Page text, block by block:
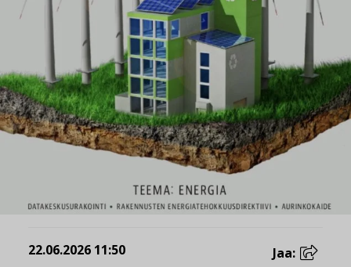
22.06.2026 11:50 Jaa: